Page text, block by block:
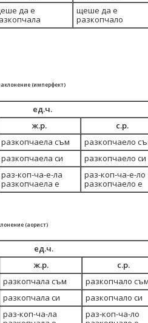
да е
щеше да е
разкопчало
(имперфект)
ед.ч.
ж.р.
с.р.
разкопчаела съм
разкопчаело
разкопчаела си
разкопчаело си
раз-коп-ча-е-ла
разкопчаела е
раз-коп-ча-е-ло
разкопчаело е
(аорист)
ед.ч.
ж.р.
с.р.
разкопчала съм
разкопчало
разкопчала си
разкопчало си
раз-коп-ча-ла
раз-коп-ча-ло